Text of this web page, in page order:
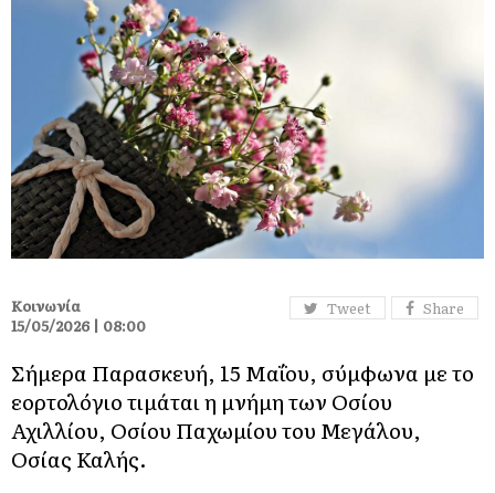
Tweet Share
Κοινωνία
15/05/2026 | 08:00
Σήμερα Παρασκευή, 15 Μαΐου, σύμφωνα με το
εορτολόγιο τιμάται η μνήμη των Οσίου
Αχιλλίου, Οσίου Παχωμίου του Μεγάλου,
Οσίας Καλής.